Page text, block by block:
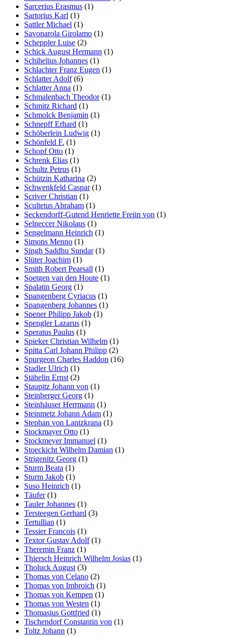
Sarcerius Erasmus (1)
Sartorius Karl (1)
Sattler Michael (1)
Savonarola Girolamo (1)
Scheppler Luise (2)
Schick August Hermann (1)
Schihelius Johannes (1)
Schlachter Franz Eugen (1)
Schlatter Adolf(6)
Schlatter Anna (1)
Schmalenbach Theodor(1)
Schmitz Richard (1)
Schmolck Benjamin (1)
Schnepff Erhard (1)
Schöberlein Ludwig (1)
Schönfeld F. (1)
Schopf Otto (1)
Schrenk Elias (1)
Schultz Petrus (1)
Schützin Katharina (2)
Schwenkfeld Caspar(1)
Scriver Christian (1)
Scultetus Abraham (1)
Seckendorff-Gutend Henriette Freiin von (1)
Selneccer Nikolaus (1)
Sengelmann Heinrich (1)
Simons Menno (1)
Singh Saddhu Sundar(1)
Slüter Joachim (1)
Smith Robert Pearsall (1)
Soetgen van den Houte (1)
Spalatin Georg (1)
Spangenberg Cyriacus (1)
Spangenberg Johannes (1)
Spener Philipp Jakob (1)
Spengler Lazarus (1)
Speratus Paulus (1)
Spieker Christian Wilhelm (1)
Spitta Carl Johann Philipp (2)
Spurgeon Charles Haddon (16)
Stadler Ulrich (1)
Stähelin Ernst (2)
Staupitz Johann von (1)
Steinberger Georg (1)
Steinhäuser Herrmann (1)
Steinmetz Johann Adam (1)
Stephan von Lantzkrana (1)
Stockmayer Otto (1)
Stockmeyer Immanuel (1)
Stoeckicht Wilhelm Damian (1)
Strigenitz Georg (1)
Sturm Beata (1)
Sturm Jakob (1)
Suso Heinrich (1)
Täufer(1)
Tauler Johannes (1)
Tersteegen Gerhard (3)
Tertullian (1)
Tessier Francois (1)
Textor Gustav Adolf(1)
Theremin Franz (1)
Thiersch Heinrich Wilhelm Josias (1)
Tholuck August (3)
Thomas von Celano (2)
Thomas von Imbroich (1)
Thomas von Kempen (1)
Thomas von Westen (1)
Thomasius Gottfried (1)
Tischendorf Constantin von (1)
Toltz Johann (1)